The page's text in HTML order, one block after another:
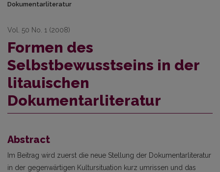
Dokumentarliteratur
Vol. 50 No. 1 (2008)
Formen des
Selbstbewusstseins in der
litauischen
Dokumentarliteratur
Abstract
Im Beitrag wird zuerst die neue Stellung der Doku­mentarliteratur
in der gegenwärtigen Kultursituation kurz umrissen und das